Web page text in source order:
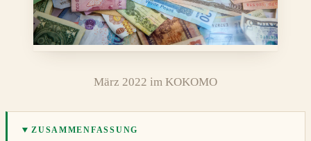
März 2022 im KOKOMO
ZUSAMMENFASSUNG